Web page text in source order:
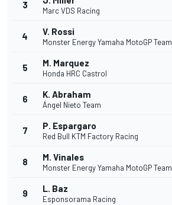
3
Marc VDS Racing
4 V. Rossi
Monster Energy Yamaha MotoGP Team
5 M. Marquez
Honda HRC Castrol
6 K. Abraham
Ángel Nieto Team
7 P. Espargaro
Red Bull KTM Factory Racing
8 M. Vinales
Monster Energy Yamaha MotoGP Team
9 L. Baz
Esponsorama Racing